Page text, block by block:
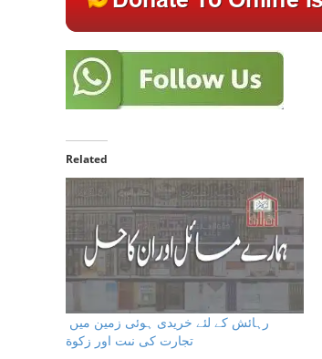
Related
تجارت كى نىت اور زكوة